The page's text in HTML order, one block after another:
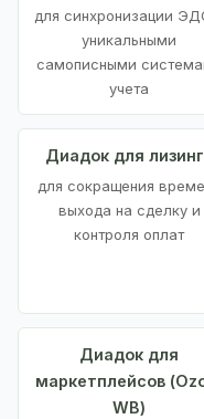
для синхронизации
уникальными
самописными
учета
Диадок для
для сокращения
выхода на сделку и
контроля оплат
Диадок для
маркетплейсов
WB)